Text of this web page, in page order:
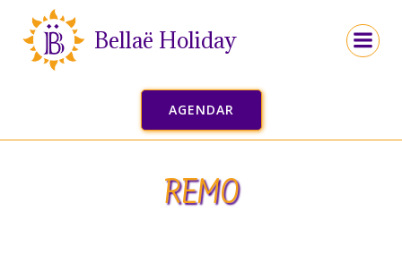
para
o
Bellaë Holiday
AGENDAR
REMO